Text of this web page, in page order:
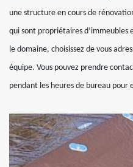
une structure en cours de
qui sont propriétaires d’immeubles
le domaine, choisissez de vous
équipe. Vous pouvez prendre
pendant les heures de bureau pour